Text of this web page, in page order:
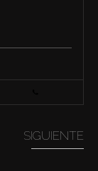
SIGUIENTE